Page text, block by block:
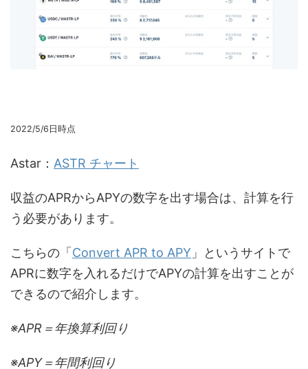
2022/5/6日時点
Astar： ASTR チャート
収益のAPRからAPYの数字を出す場合は、計算を行
う必要があります。
こちらの「 Convert APR to APY 」というサイトで
APRに数字を入れるだけでAPYの計算を出すことが
できるので紹介します。
※APR＝年換算利回り
※APY＝年間利回り